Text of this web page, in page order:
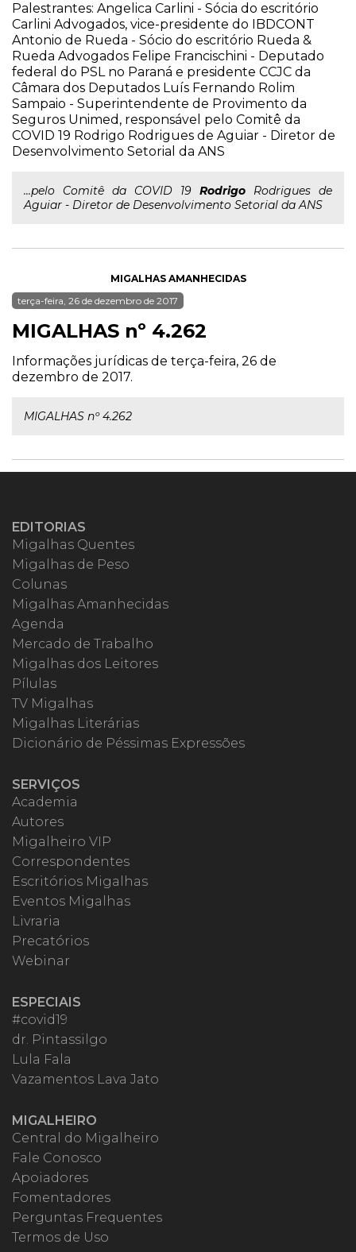
Palestrantes: Angelica Carlini - Sócia do escritório
Carlini Advogados, vice-presidente do IBDCONT
Antonio de Rueda - Sócio do escritório Rueda &
Rueda Advogados Felipe Francischini - Deputado
federal do PSL no Paraná e presidente CCJC da
Câmara dos Deputados Luís Fernando Rolim
Sampaio - Superintendente de Provimento da
Seguros Unimed, responsável pelo Comitê da
COVID 19 Rodrigo Rodrigues de Aguiar - Diretor de
Desenvolvimento Setorial da ANS
...pelo Comitê da COVID 19 Rodrigo Rodrigues de
Aguiar - Diretor de Desenvolvimento Setorial da ANS
MIGALHAS AMANHECIDAS
terça-feira, 26 de dezembro de 2017
MIGALHAS nº 4.262
Informações jurídicas de terça-feira, 26 de
dezembro de 2017.
MIGALHAS nº 4.262
EDITORIAS
Migalhas Quentes
Migalhas de Peso
Colunas
Migalhas Amanhecidas
Agenda
Mercado de Trabalho
Migalhas dos Leitores
Pílulas
TV Migalhas
Migalhas Literárias
Dicionário de Péssimas Expressões
SERVIÇOS
Academia
Autores
Migalheiro VIP
Correspondentes
Escritórios Migalhas
Eventos Migalhas
Livraria
Precatórios
Webinar
ESPECIAIS
#covid19
dr. Pintassilgo
Lula Fala
Vazamentos Lava Jato
MIGALHEIRO
Central do Migalheiro
Fale Conosco
Apoiadores
Fomentadores
Perguntas Frequentes
Termos de Uso